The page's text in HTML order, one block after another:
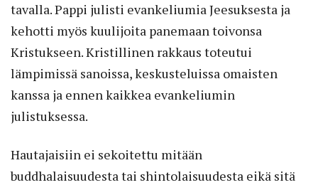
tavalla. Pappi julisti evankeliumia Jeesuksesta ja
kehotti myös kuulijoita panemaan toivonsa
Kristukseen. Kristillinen rakkaus toteutui
lämpimissä sanoissa, keskusteluissa omaisten
kanssa ja ennen kaikkea evankeliumin
julistuksessa.
Hautajaisiin ei sekoitettu mitään
buddhalaisuudesta tai shintolaisuudesta eikä sitä